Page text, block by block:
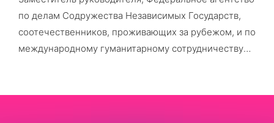
по делам Содружества Независимых Государств,
соотечественников, проживающих за рубежом, и по
международному гуманитарному сотрудничеству